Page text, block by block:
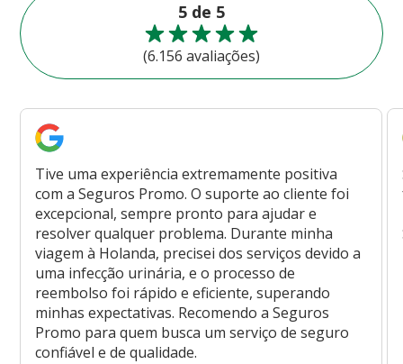
5 de 5
(6.156 avaliações)
Tive uma experiência extremamente positiva
com a Seguros Promo. O suporte ao cliente foi
excepcional, sempre pronto para ajudar e
resolver qualquer problema. Durante minha
viagem à Holanda, precisei dos serviços devido a
uma infecção urinária, e o processo de
reembolso foi rápido e eficiente, superando
minhas expectativas. Recomendo a Seguros
Promo para quem busca um serviço de seguro
confiável e de qualidade.